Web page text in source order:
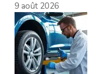
9 août 2026